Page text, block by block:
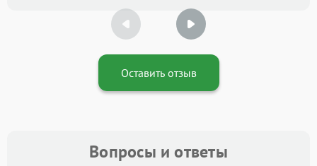
Оставить отзыв
Вопросы и ответы